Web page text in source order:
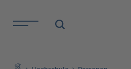
Direkt zu den Inhalten